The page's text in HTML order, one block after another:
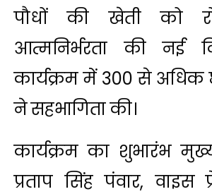
पौधों की खेती को
आत्मनिर्भरता की नई
कार्यक्रम में 300 से अधिक
ने सहभागिता की।
कार्यक्रम का शुभारंभ
प्रताप सिंह पंवार, वाइस